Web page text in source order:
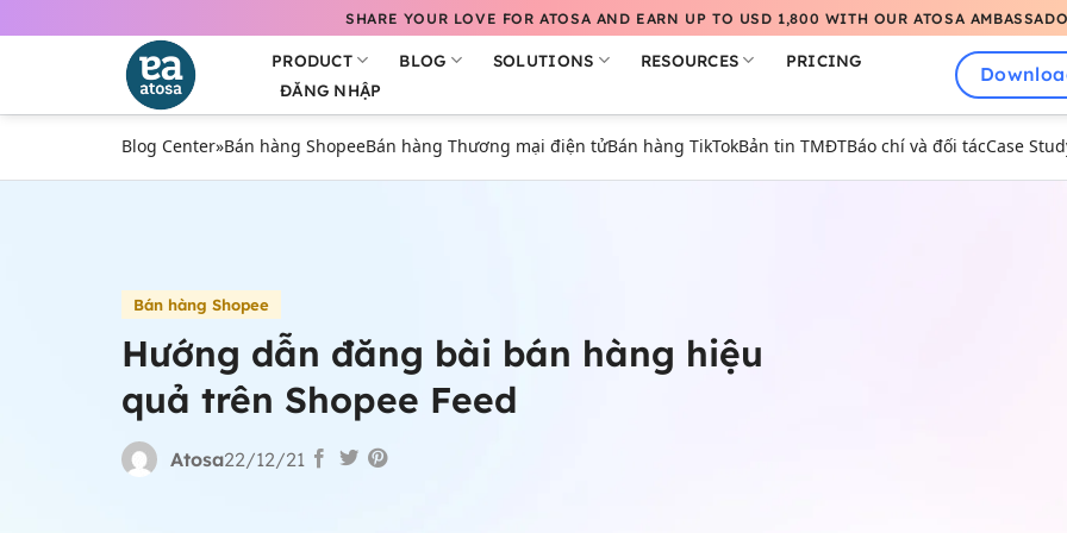
SHARE YOUR LOVE FOR ATOSA AND EARN UP TO USD 1,800 WITH OUR ATOSA
PRODUCT BLOG SOLUTIONS RESOURCES
PRICING
ĐĂNG NHẬP
Blog Center»Bán hàng ShopeeBán hàng Thương mại điện tửBán hàng TikTokBản tin TMĐTBáo chí và đối tácCase
Bán hàng Shopee
Hướng dẫn đăng bài bán hàng hiệu
quả trên Shopee Feed
Atosa22/12/21